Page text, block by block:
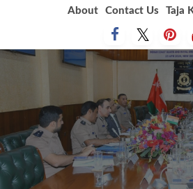
About Contact Us Taja